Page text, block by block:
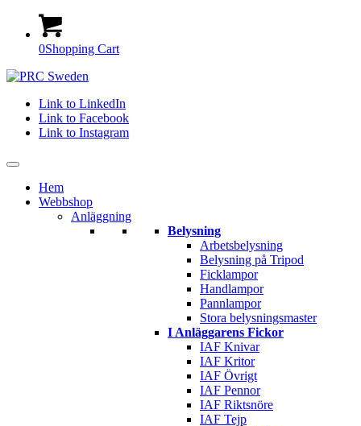
0Shopping Cart
Link to LinkedIn
Link to Facebook
Link to Instagram
Hem
Webbshop
Anläggning
Belysning
Arbetsbelysning
Belysning på Tripod
Ficklampor
Handlampor
Pannlampor
Stora belysningsmaster
I Anläggarens Fickor
IAF Knivar
IAF Kritor
IAF Övrigt
IAF Pennor
IAF Riktsnöre
IAF Tejp